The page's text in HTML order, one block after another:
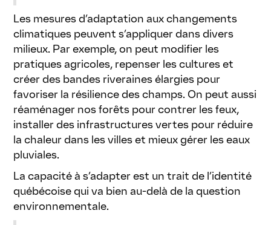
Les mesures d’adaptation aux changements
climatiques peuvent s’appliquer dans divers
milieux. Par exemple, on peut modifier les
pratiques agricoles, repenser les cultures et
créer des bandes riveraines élargies pour
favoriser la résilience des champs. On peut aussi
réaménager nos forêts pour contrer les feux,
installer des infrastructures vertes pour réduire
la chaleur dans les villes et mieux gérer les eaux
pluviales.
La capacité à s’adapter est un trait de l’identité
québécoise qui va bien au-delà de la question
environnementale.